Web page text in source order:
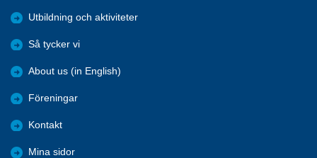
Utbildning och aktiviteter
Så tycker vi
About us (in English)
Föreningar
Kontakt
Mina sidor